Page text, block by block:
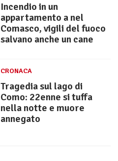
Incendio in un
appartamento a nel
Comasco, vigili del fuoco
salvano anche un cane
CRONACA
Tragedia sul lago di
Como: 22enne si tuffa
nella notte e muore
annegato